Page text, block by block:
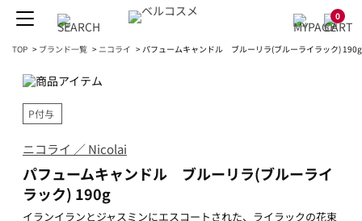
0
TOP > ブランド一覧 > ニコライ >パフュームキャンドル ブルーリラ(ブルーライラック) 190g
P付与
ニコライ ／ Nicolai
パフュームキャンドル ブルーリラ(ブルーライ
ラック) 190g
イランイランとジャスミンにエスコートされた、ライラックの花束